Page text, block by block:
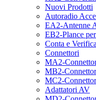
Nuovi Prodotti
Autoradio
EA2-Antenne
EB2-Plance
Conta e
Connettori
MA2-
MB2-
MC2-
Adattatori AV